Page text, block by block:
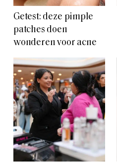
Getest: deze pimple
patches doen
wonderen voor acne